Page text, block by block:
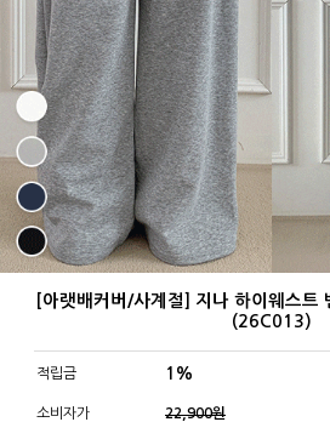
[아랫배커버/사계절] 지나 하이웨스트
(26C013)
적립금 1%
소비자가 22,900원